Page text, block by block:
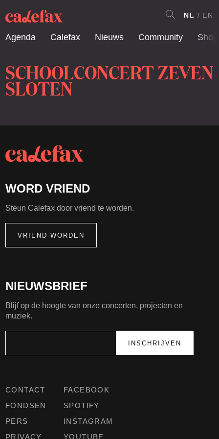
Agenda Calefax Nieuws Community Shop
NL EN
SCHOOLCONCERT ZEVEN
SLOTEN
CONTACT
FONDSEN
PERS
PRIVACY
FACEBOOK
SPOTIFY
INSTAGRAM
YOUTUBE
NIEUWSBRIEF
Blijf op de hoogte van onze concerten, projecten en
muziek.
WORD VRIEND
Steun Calefax door vriend te worden.
VRIEND WORDEN